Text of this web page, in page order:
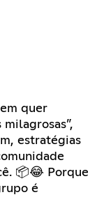
quer
estratégias
📦😂 Porque
é